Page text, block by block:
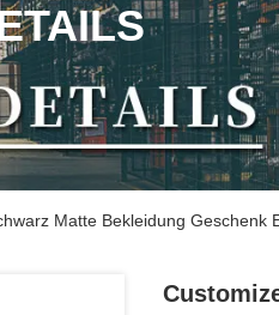
Matte Bekleidung Geschenk